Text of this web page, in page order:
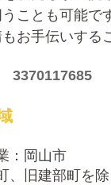
ことも可能で
お手伝いする
3370117685
：岡山市
、旧建部町を